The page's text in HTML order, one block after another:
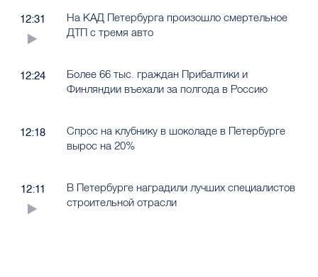
12:31
На КАД Петербурга произошло смертельное
ДТП с тремя авто
12:24
Более 66 тыс. граждан Прибалтики и
Финляндии въехали за полгода в Россию
12:18
Спрос на клубнику в шоколаде в Петербурге
вырос на 20%
12:11
В Петербурге наградили лучших специалистов
строительной отрасли